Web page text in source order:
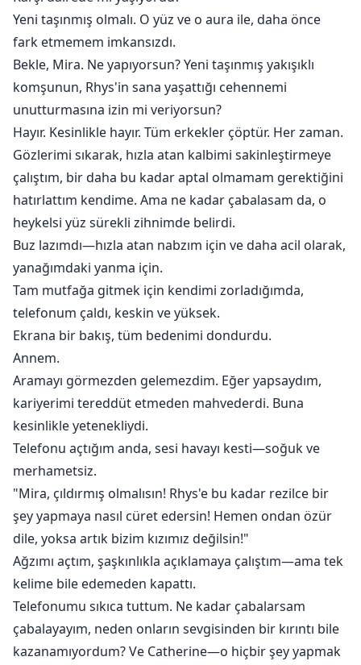
Yeni taşınmış olmalı. O yüz ve o aura ile, daha önce
fark etmemem imkansızdı.
Bekle, Mira. Ne yapıyorsun? Yeni taşınmış yakışıklı
komşunun, Rhys'in sana yaşattığı cehennemi
unutturmasına izin mi veriyorsun?
Hayır. Kesinlikle hayır. Tüm erkekler çöptür. Her zaman.
Gözlerimi sıkarak, hızla atan kalbimi sakinleştirmeye
çalıştım, bir daha bu kadar aptal olmamam gerektiğini
hatırlattım kendime. Ama ne kadar çabalasam da, o
heykelsi yüz sürekli zihnimde belirdi.
Buz lazımdı—hızla atan nabzım için ve daha acil olarak,
yanağımdaki yanma için.
Tam mutfağa gitmek için kendimi zorladığımda,
telefonum çaldı, keskin ve yüksek.
Ekrana bir bakış, tüm bedenimi dondurdu.
Annem.
Aramayı görmezden gelemezdim. Eğer yapsaydım,
kariyerimi tereddüt etmeden mahvederdi. Buna
kesinlikle yetenekliydi.
Telefonu açtığım anda, sesi havayı kesti—soğuk ve
merhametsiz.
"Mira, çıldırmış olmalısın! Rhys'e bu kadar rezilce bir
şey yapmaya nasıl cüret edersin! Hemen ondan özür
dile, yoksa artık bizim kızımız değilsin!"
Ağzımı açtım, şaşkınlıkla açıklamaya çalıştım—ama tek
kelime bile edemeden kapattı.
Telefonumu sıkıca tuttum. Ne kadar çabalarsam
çabalayayım, neden onların sevgisinden bir kırıntı bile
kazanamıyordum? Ve Catherine—o hiçbir şey yapmak